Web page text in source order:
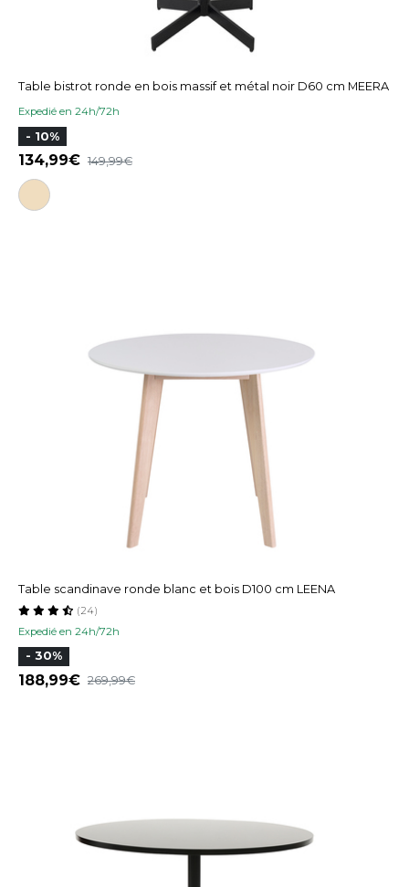
Table bistrot ronde en bois massif et métal noir D60 cm MEERA
Expedié en 24h/72h
- 10%
134,99 149,99
Table scandinave ronde blanc et bois D100 cm LEENA
Expedié en 24h/72h
(24)
- 30%
188,99 269,99